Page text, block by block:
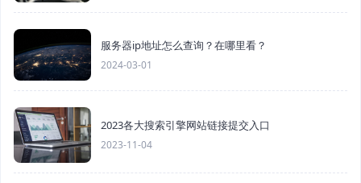
服务器ip地址怎么查询？在哪里看？
2024-03-01
2023各大搜索引擎网站链接提交入口
2023-11-04